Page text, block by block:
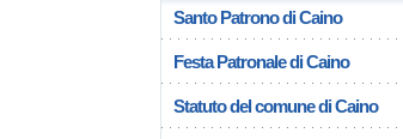
Santo Patrono di Caino
Festa Patronale di Caino
Statuto del comune di Caino